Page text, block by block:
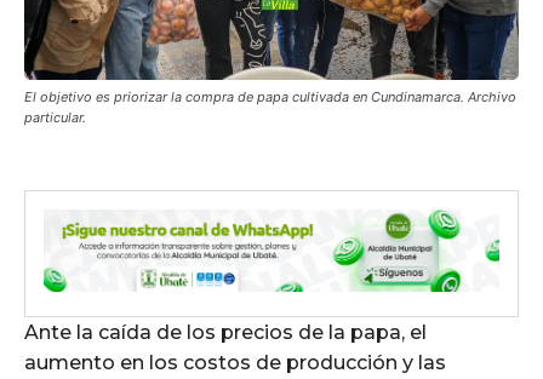
El objetivo es priorizar la compra de papa cultivada en Cundinamarca. Archivo
particular.
Ante la caída de los precios de la papa, el
aumento en los costos de producción y las